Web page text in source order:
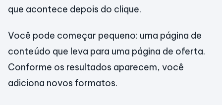
que acontece depois do clique.
Você pode começar pequeno: uma página de
conteúdo que leva para uma página de oferta.
Conforme os resultados aparecem, você
adiciona novos formatos.